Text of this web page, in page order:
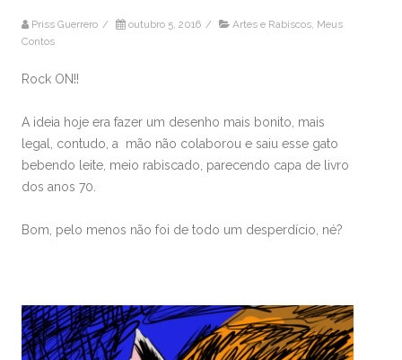
Priss Guerrero / outubro 5, 2016 / Artes e Rabiscos, Meus
Contos
Rock ON!!
A ideia hoje era fazer um desenho mais bonito, mais
legal, contudo, a mão não colaborou e saiu esse gato
bebendo leite, meio rabiscado, parecendo capa de livro
dos anos 70.
Bom, pelo menos não foi de todo um desperdício, né?